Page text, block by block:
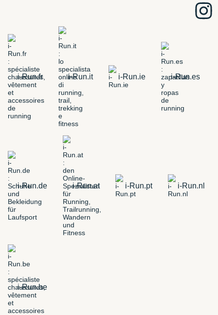
i-Run.fr i-Run.it i-Run.ie i-Run.es
i-Run.de i-Run.at i-Run.pt i-Run.nl
i-Run.be